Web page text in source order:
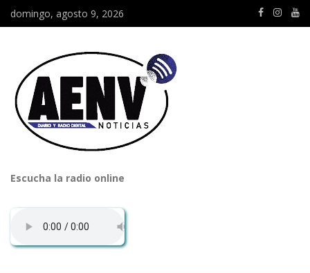
domingo, agosto 9, 2026
Escucha la radio online